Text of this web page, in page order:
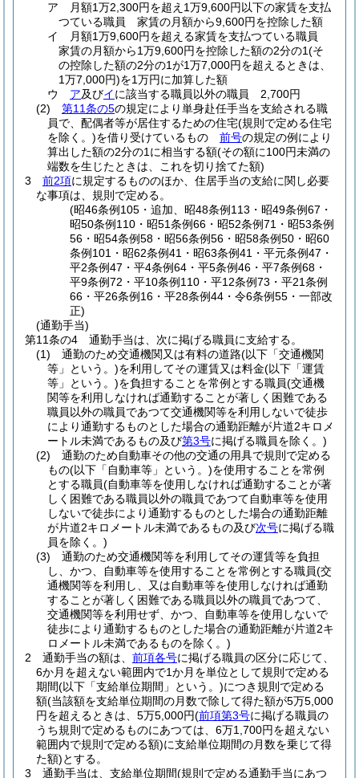
ア
月額1万2,300円を超え1万9,600円以下の家賃を支払
つている職員 家賃の月額から9,600円を控除した額
イ
月額1万9,600円を超える家賃を支払つている職員
家賃の月額から1万9,600円を控除した額の2分の1(そ
の控除した額の2分の1が1万7,000円を超えるときは、
1万7,000円)を1万円に加算した額
ウ
ア及びイに該当する職員以外の職員 2,700円
(2)
第11条の5の規定により単身赴任手当を支給される職
員で、配偶者等が居住するための住宅(規則で定める住宅
を除く。)を借り受けているもの 前号の規定の例により
算出した額の2分の1に相当する額(その額に100円未満の
端数を生じたときは、これを切り捨てた額)
3
前2項に規定するもののほか、住居手当の支給に関し必要
な事項は、規則で定める。
(昭46条例105・追加、昭48条例113・昭49条例67・
昭50条例110・昭51条例66・昭52条例71・昭53条例
56・昭54条例58・昭56条例56・昭58条例50・昭60
条例101・昭62条例41・昭63条例41・平元条例47・
平2条例47・平4条例64・平5条例46・平7条例68・
平9条例72・平10条例110・平12条例73・平21条例
66・平26条例16・平28条例44・令6条例55・一部改
正)
(通勤手当)
第11条の4
通勤手当は、次に掲げる職員に支給する。
(1)
通勤のため交通機関又は有料の道路(以下「交通機関
等」という。)を利用してその運賃又は料金(以下「運賃
等」という。)を負担することを常例とする職員(交通機
関等を利用しなければ通勤することが著しく困難である
職員以外の職員であつて交通機関等を利用しないで徒歩
により通勤するものとした場合の通勤距離が片道2キロメ
ートル未満であるもの及び第3号に掲げる職員を除く。)
(2)
通勤のため自動車その他の交通の用具で規則で定める
もの(以下「自動車等」という。)を使用することを常例
とする職員(自動車等を使用しなければ通勤することが著
しく困難である職員以外の職員であつて自動車等を使用
しないで徒歩により通勤するものとした場合の通勤距離
が片道2キロメートル未満であるもの及び次号に掲げる職
員を除く。)
(3)
通勤のため交通機関等を利用してその運賃等を負担
し、かつ、自動車等を使用することを常例とする職員(交
通機関等を利用し、又は自動車等を使用しなければ通勤
することが著しく困難である職員以外の職員であつて、
交通機関等を利用せず、かつ、自動車等を使用しないで
徒歩により通勤するものとした場合の通勤距離が片道2キ
ロメートル未満であるものを除く。)
2
通勤手当の額は、 前項各号に掲げる職員の区分に応じて、
6か月を超えない範囲内で1か月を単位として規則で定める
期間(以下「支給単位期間」という。)につき規則で定める
額(当該額を支給単位期間の月数で除して得た額が5万5,000
円を超えるときは、5万5,000円(前項第3号に掲げる職員の
うち規則で定めるものにあつては、6万1,700円を超えない
範囲内で規則で定める額)に支給単位期間の月数を乗じて得
た額)とする。
3
通勤手当は、支給単位期間(規則で定める通勤手当にあつ